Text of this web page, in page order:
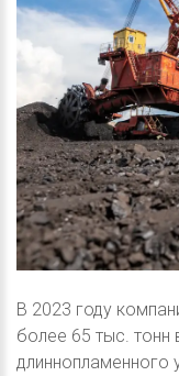
В 2023 году
более 65 тыс. тонн
длиннопламенного